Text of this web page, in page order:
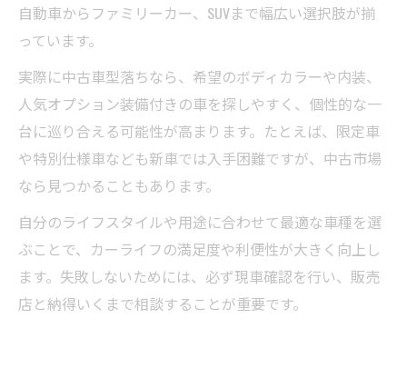
自動車からファミリーカー、SUVまで幅広い選択肢が揃
っています。
実際に中古車型落ちなら、希望のボディカラーや内装、
人気オプション装備付きの車を探しやすく、個性的な一
台に巡り合える可能性が高まります。たとえば、限定車
や特別仕様車なども新車では入手困難ですが、中古市場
なら見つかることもあります。
自分のライフスタイルや用途に合わせて最適な車種を選
ぶことで、カーライフの満足度や利便性が大きく向上し
ます。失敗しないためには、必ず現車確認を行い、販売
店と納得いくまで相談することが重要です。